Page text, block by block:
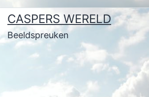
Ga
naar
de
CASPERS WERELD
Beeldspreuken